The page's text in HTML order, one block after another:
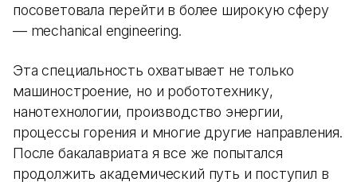
посоветовала перейти в более широкую сферу
— mechanical engineering.
Эта специальность охватывает не только
машиностроение, но и робототехнику,
нанотехнологии, производство энергии,
процессы горения и многие другие направления.
После бакалавриата я все же попытался
продолжить академический путь и поступил в